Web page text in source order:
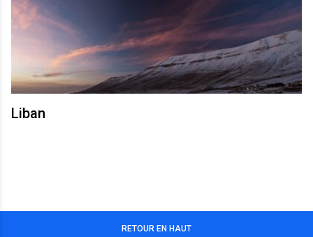
Liban
RETOUR EN HAUT